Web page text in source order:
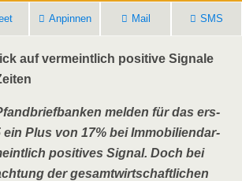
Anpin­nen Mail SMS
auf ver­meint­lich posi­ti­ve Signa­le
mel­den für das ers­
ein Plus von 17% bei Immo­bi­li­en­dar­
posi­ti­ves Signal. Doch bei
der gesamt­wirt­schaft­li­chen